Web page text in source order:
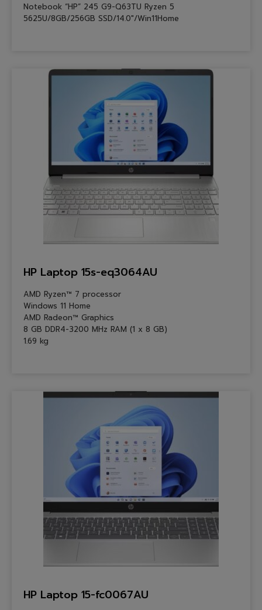
Notebook “HP” 245 G9-Q63TU Ryzen 5
5625U/8GB/256GB SSD/14.0″/Win11Home
HP Laptop 15s-eq3064AU
AMD Ryzen™ 7 processor
Windows 11 Home
AMD Radeon™ Graphics
8 GB DDR4-3200 MHz RAM (1 x 8 GB)
1.69 kg
HP Laptop 15-fc0067AU